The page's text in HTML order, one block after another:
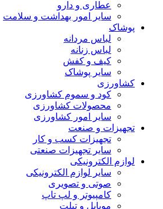
عطاری و دارو
سایر امور بهداشت و سلامت
پوشاک
لباس مردانه
لباس زنانه
کیف و کفش
سایر پوشاک
کشاورزی
کود و سموم کشاورزی
محصولات کشاورزی
سایر امور کشاورزی
تجهیزات و صنعت
تجهیزات کسب و کار
سایر تجهیزات صنعتی
لوازم الکترونیکی
سایر لوازم الکترونیکی
صوتی و تصویری
کامپیوتر و لپ تاپ
موبایل و تبلت